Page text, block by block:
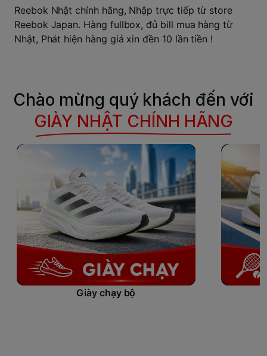
Reebok Nhật chính hãng, Nhập trực tiếp từ store
Reebok Japan. Hàng fullbox, đủ bill mua hàng từ
Nhật, Phát hiện hàng giả xin đền 10 lần tiền !
Chào mừng quý khách đến với
GIÀY NHẬT CHÍNH HÃNG
Giày chạy bộ